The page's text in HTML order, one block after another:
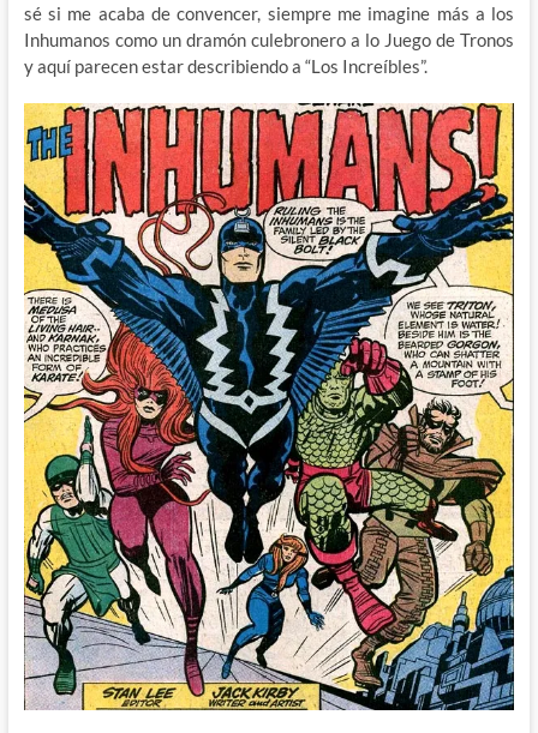
sé si me acaba de convencer, siempre me imagine más a los
Inhumanos como un dramón culebronero a lo Juego de Tronos
y aquí parecen estar describiendo a “Los Increíbles”.